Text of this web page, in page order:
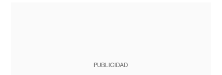
PUBLICIDAD